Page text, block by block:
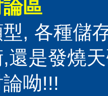
區
, 各種儲
還是發燒
呦!!!